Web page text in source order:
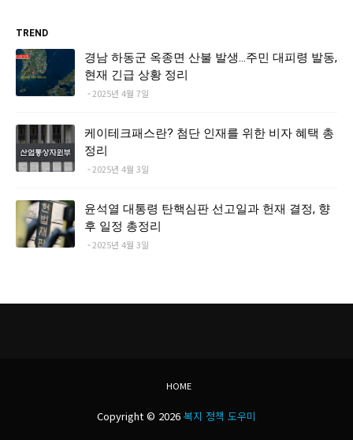
TREND
경남 하동군 옥종면 산불 발생…주민 대피령 발동,
현재 긴급 상황 정리
2025년 4월 7일
케이테크패스란? 첨단 인재를 위한 비자 혜택 총
정리
2025년 4월 3일
윤석열 대통령 탄핵심판 선고일과 헌재 결정, 향
후 일정 총정리
2025년 4월 3일
HOME
Copyright © 2026 복지 정책 도우미